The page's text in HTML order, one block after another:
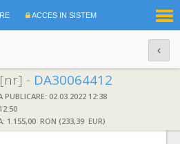
ACCES IN SISTEM
- DA30064412
PUBLICARE: 02.03.2022 12:38
1.155,00 RON (233,39 EUR)
SRL S.R.L.
CIF: